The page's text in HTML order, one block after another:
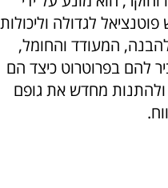
לגדולה וליכולות
המעודד והחומל,
להם בפרוטרוט כיצד הם
ולהתנות מחדש את גופם